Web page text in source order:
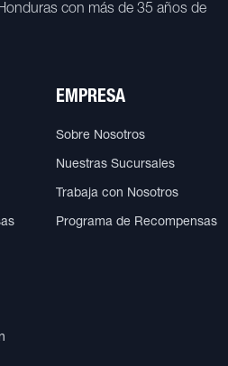
con más de 35 años de
EMPRESA
Sobre Nosotros
Nuestras Sucursales
Trabaja con Nosotros
Programa de Recompensas